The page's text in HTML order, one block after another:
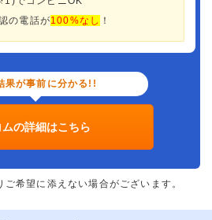
の電話が100%なし ！
果が事前に分かる!!
ムの詳細はこちら
希望に添えない場合がございます。